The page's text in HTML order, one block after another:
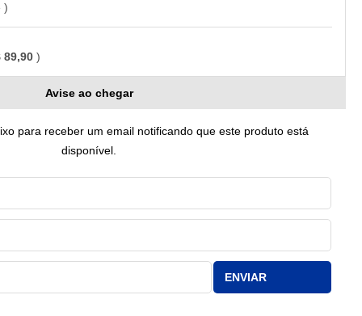
89,90
Avise ao chegar
para receber um email notificando que este produto está
disponível.
ENVIAR